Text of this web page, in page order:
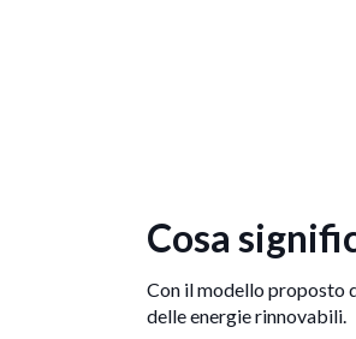
Cosa
Con il modello proposto
delle energie rinnovabili.